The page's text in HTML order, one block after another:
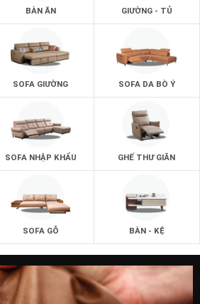
BÀN ĂN GIƯỜNG - TỦ
SOFA GIƯỜNG SOFA DA BÒ Ý
SOFA NHẬP KHẨU GHẾ THƯ GIÃN
SOFA GỖ BÀN - KỆ